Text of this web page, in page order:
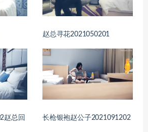
赵总寻花2021050201
赵总回
长枪银袍赵公子2021091202